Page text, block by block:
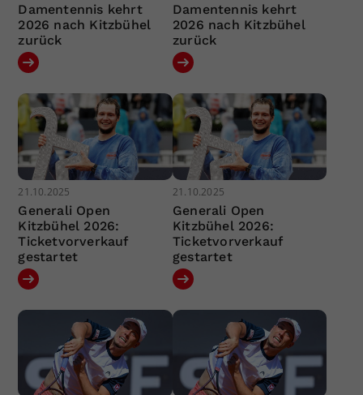
Damentennis kehrt
2026 nach Kitzbühel
zurück
Damentennis kehrt
2026 nach Kitzbühel
zurück
21.10.2025
Generali Open
Kitzbühel 2026:
Ticketvorverkauf
gestartet
21.10.2025
Generali Open
Kitzbühel 2026:
Ticketvorverkauf
gestartet